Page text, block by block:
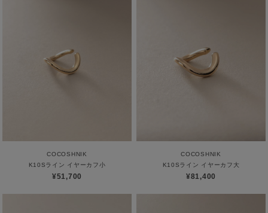
COCOSHNIK
K10Sライン イヤーカフ小
¥51,700
COCOSHNIK
K10Sライン イヤーカフ大
¥81,400